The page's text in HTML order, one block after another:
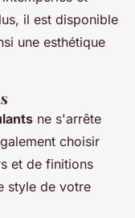
il est disponible
une esthétique
ne s'arrête
choisir
et de finitions
style de votre